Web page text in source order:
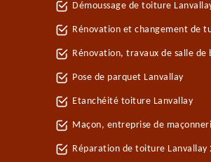
Démoussage de toiture
Rénovation et changement de
Rénovation, travaux de salle de
Pose de parquet Lanvallay
Etanchéité toiture Lanvallay
Maçon, entreprise de
Réparation de toiture Lanvallay